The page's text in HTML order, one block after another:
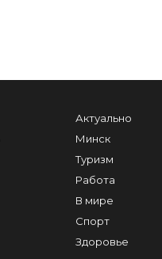
Актуально
Минск
Туризм
Работа
В мире
Спорт
Здоровье